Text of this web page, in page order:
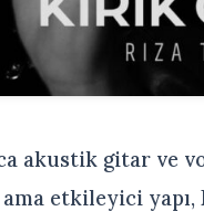
akustik gitar ve
etkileyici yapı,